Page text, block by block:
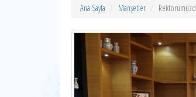
Ana Sayfa Manşetler